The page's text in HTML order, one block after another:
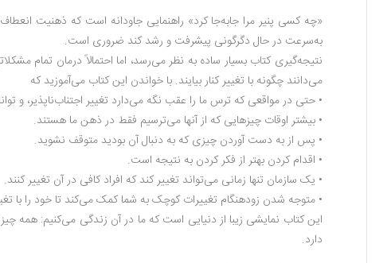
«چه کسی پنیر مرا جابه‌جا کرد» راهنمایی جاودانه است که ذهنیت
به‌سرعت در حال دگرگونی پیشرفت و رشد کند ضروری است.
نتیجه‌گیری کتاب بسیار ساده به نظر می‌رسد، اما احتمالاً درمان تمام
می‌دانند چگونه با تغییر کنار بیایند. با خواندن این کتاب می‌آموزید که
• حتی در مواقعی که ترس ما را عقب نگه می‌دارد تغییر اجتناب‌ناپذیر، و
• بیشتر اوقات چیزهایی که از آنها می‌ترسیم فقط در ذهن ما هستند.
• پس از به دست آوردن چیزی که به دنبال آن بودید متوقف نشوید.
• اقدام کردن بهتر از فکر کردن به نتیجه است.
• یک سازمان تنها زمانی می‌تواند تغییر کند که افراد کافی در آن تغییر کنند.
• متوجه شدن زودهنگام تغییرات کوچک به شما کمک می‌کند تا خود را با
این کتاب نمایشی زیبا از دنیایی است که ما در آن زندگی می‌کنیم: همه
دارد.